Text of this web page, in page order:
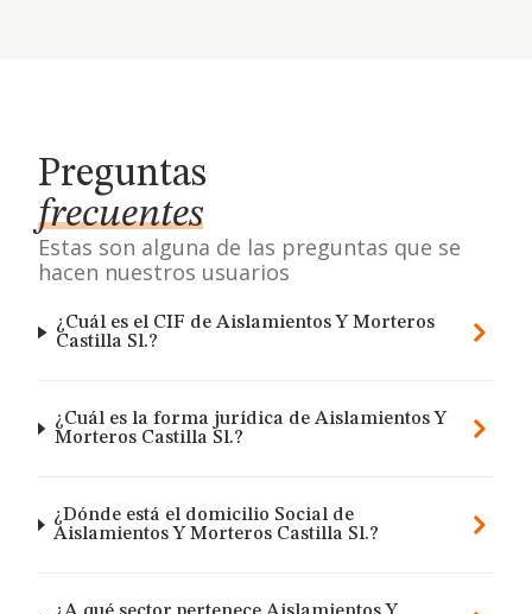
Preguntas
frecuentes
Estas son alguna de las preguntas que se
hacen nuestros usuarios
¿Cuál es el CIF de Aislamientos Y Morteros
Castilla Sl.?
¿Cuál es la forma jurídica de Aislamientos Y
Morteros Castilla Sl.?
¿Dónde está el domicilio Social de
Aislamientos Y Morteros Castilla Sl.?